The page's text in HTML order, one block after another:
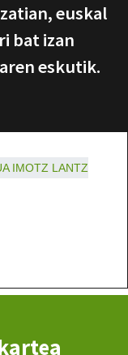
euskal
bat izan
eskutik.
IMOTZ LANTZ